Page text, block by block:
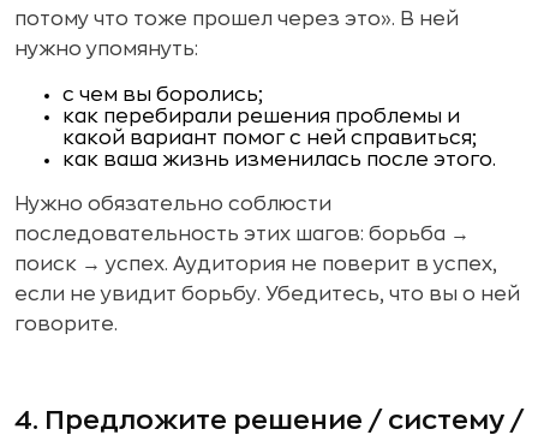
потому что тоже прошел через это». В ней
нужно упомянуть:
с чем вы боролись;
как перебирали решения проблемы и
какой вариант помог с ней справиться;
как ваша жизнь изменилась после этого.
Нужно обязательно соблюсти
последовательность этих шагов: борьба →
поиск → успех. Аудитория не поверит в успех,
если не увидит борьбу. Убедитесь, что вы о ней
говорите.
4. Предложите решение / систему /